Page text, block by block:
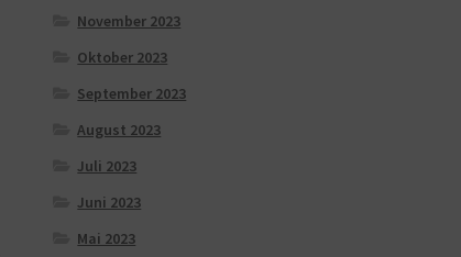
November 2023
Oktober 2023
September 2023
August 2023
Juli 2023
Juni 2023
Mai 2023